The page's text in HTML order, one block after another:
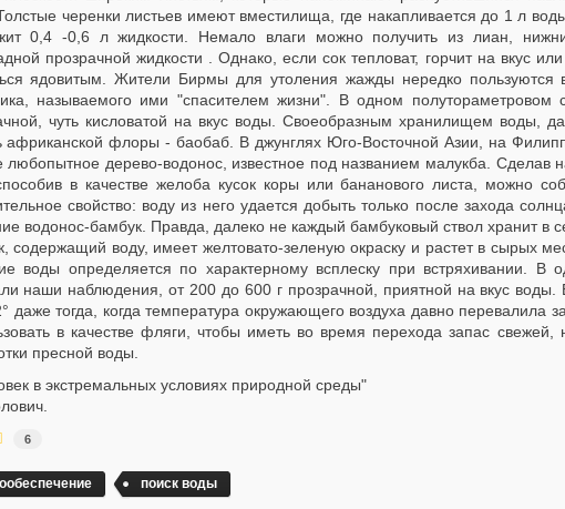
черенки листьев имеют вместилища, где накапливается до 1 л
0,4 -0,6 л жидкости. Немало влаги можно получить из лиан,
прозрачной жидкости . Однако, если сок тепловат, горчит на вкус
ядовитым. Жители Бирмы для утоления жажды нередко
называемого ими "спасителем жизни". В одном полутораметровом
чуть кисловатой на вкус воды. Своеобразным хранилищем воды,
африканской флоры - баобаб. В джунглях Юго-Восточной Азии, на
любопытное дерево-водонос, известное под названием малукба. Сделав
в качестве желоба кусок коры или бананового листа, можно
свойство: воду из него удается добыть только после захода
водонос-бамбук. Правда, далеко не каждый бамбуковый ствол хранит
содержащий воду, имеет желтовато-зеленую окраску и растет в сырых
воды определяется по характерному всплеску при встряхивании. В
наши наблюдения, от 200 до 600 г прозрачной, приятной на вкус воды.
даже тогда, когда температура окружающего воздуха давно перевалила
в качестве фляги, чтобы иметь во время перехода запас
пресной воды.
в экстремальных условиях природной среды"
6
поиск воды